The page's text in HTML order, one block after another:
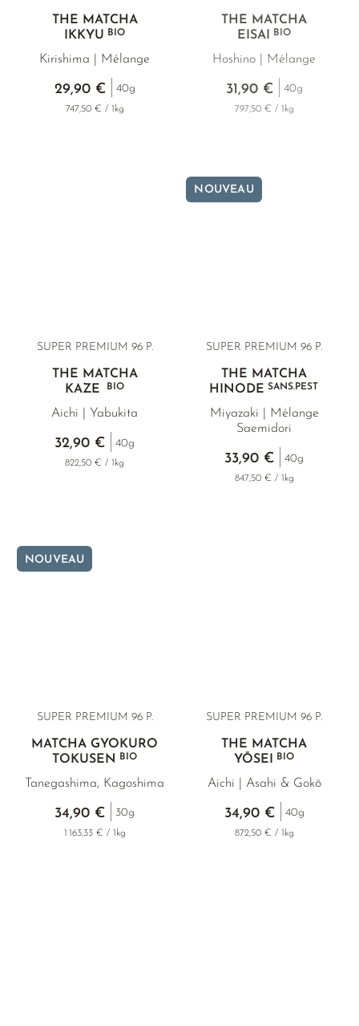
THÉ MATCHA
IKKYU BIO
Kirishima | Mélange
29,90 € 40g
747,50 € / 1kg
THÉ MATCHA
EISAI
BIO
Hoshino | Mélange
31,90 € 40g
797,50 € / 1kg
SUPER PREMIUM 96 P.
THÉ MATCHA
KAZE
BIO
Aichi | Yabukita
32,90 € 40g
822,50 € / 1kg
NOUVEAU
SUPER PREMIUM 96 P.
THÉ MATCHA
HINODESANS.PEST
Miyazaki | Mélange
Saemidori
33,90 € 40g
847,50 € / 1kg
NOUVEAU
SUPER PREMIUM 96 P.
MATCHA GYOKURO
TOKUSEN
BIO
Tanegashima, Kagoshima
34,90 € 30g
1 163,33 € / 1kg
SUPER PREMIUM 96 P.
THÉ MATCHA
YŌSEI
BIO
Aichi | Asahi & Gokō
34,90 € 40g
872,50 € / 1kg